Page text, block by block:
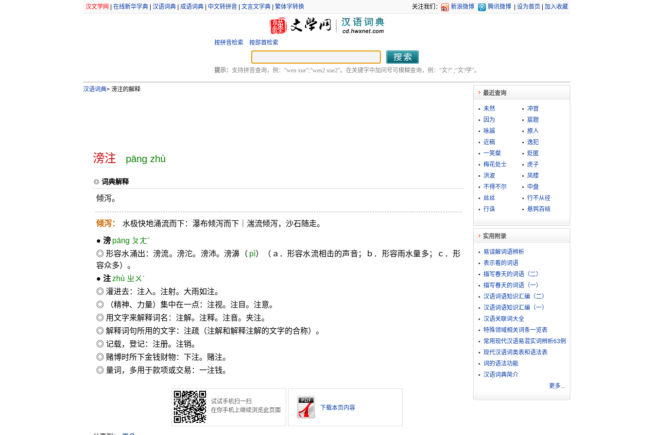
汉文学网 在线新华字典| 汉语词典| 成语词典| 中文转拼音| 文言文字典| 繁体字转换 关注我们： 新浪微博 腾讯微博 设为首页 加入收藏
按拼音检索 按部首检索
提示： 支持拼音查询，例：“wen xue”;“wen2 xue2”。在关键字中加问号可模糊查询，例：“文?” ;“文?学”。
汉语词典>滂注的解释
滂注 pāng zhù
词典解释
倾泻。
倾泻： 水极快地涌流而下：瀑布倾泻而下｜湍流倾泻，沙石随走。
● 滂 pāng ㄆㄤˉ
◎ 形容水涌出：滂流。滂沱。滂沛。滂濞（ pì）（ａ．形容水流相击的声音；ｂ．形容雨水量多；ｃ．形
容众多）。
● 注 zhù ㄓㄨˋ
◎ 灌进去：注入。注射。大雨如注。
◎ （精神、力量）集中在一点：注视。注目。注意。
◎ 用文字来解释词名：注解。注释。注音。夹注。
◎ 解释词句所用的文字：注疏（注解和解释注解的文字的合称）。
◎ 记载，登记：注册。注销。
◎ 赌博时所下金钱财物：下注。赌注。
◎ 量词，多用于款项或交易：一注钱。
试试手机扫一扫
在你手机上继续浏览此页面
下载本页内容
最近查询
未然
冲冒
因为
宸题
咏謡
撩人
近稿
逸犯
一笑粲
贬匿
梅花处士
虎子
洪波
凤楼
不得不尔
中盘
丝丝
行不从径
行诛
悬鹑百结
实用附录
易误解词语辨析
表示看的词语
描写春天的词语（二）
描写春天的词语（一）
汉语词语知识汇编（二）
汉语词语知识汇编（一）
汉语关联词大全
特殊领域相关词条一览表
常用现代汉语易混实词辨析63例
现代汉语词类表和语法表
词的语法功能
汉语词典简介
更多...